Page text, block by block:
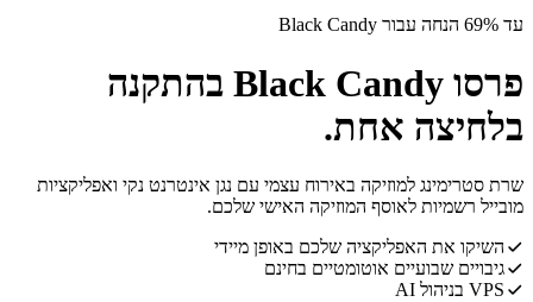
עד 69% הנחה עבור Black Candy
פרסו Black Candy בהתקנה
בלחיצה אחת.
שרת סטרימינג למוזיקה באירוח עצמי עם נגן אינטרנט נקי ואפליקציות
מובייל רשמיות לאוסף המוזיקה האישי שלכם.
השיקו את האפליקציה שלכם באופן מיידי
גיבויים שבועיים אוטומטיים בחינם
VPS בניהול AI